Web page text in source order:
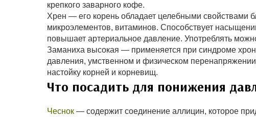
крепкого заварного кофе.
Хрен — его корень обладает целебными свойствами
микроэлементов, витаминов. Способствует
повышает артериальное давление. Употреблять
Заманиха высокая — применяется при синдроме
давления, умственном и физическом
настойку корней и корневищ.
Что посадить для понижения
Чеснок — содержит соединение аллицин, которое